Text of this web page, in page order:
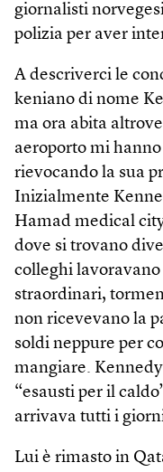
giornalisti
polizia per aver
A descriverci le
keniano di nome
ma ora abita
aeroporto mi
rievocando la sua
Inizialmente
Hamad medical
dove si trovano
colleghi
straordinari,
non ricevevano la
soldi neppure per
mangiare.
“esausti per il
arrivava tutti i
Lui è rimasto in